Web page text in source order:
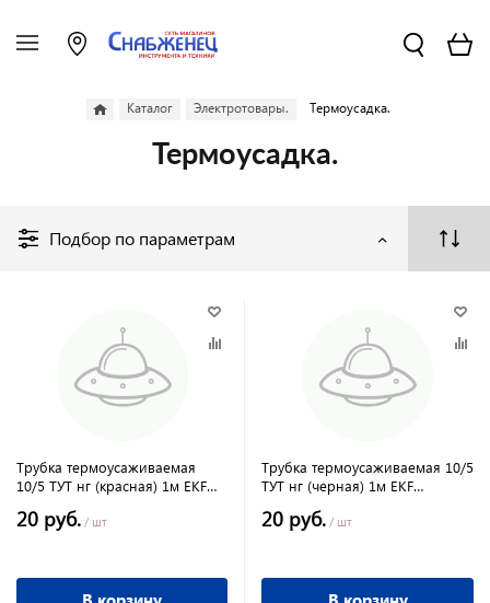
Каталог Электротовары. Термоусадка.
Термоусадка.
Подбор по параметрам
Трубка термоусаживаемая
10/5 ТУТ нг (красная) 1м EKF
20 руб. / шт
Трубка термоусаживаемая 10/5
ТУТ нг (черная) 1м EKF
20 руб. / шт